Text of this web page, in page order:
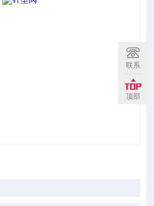
联系
顶部